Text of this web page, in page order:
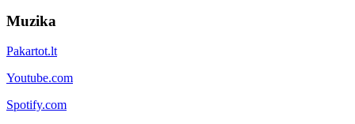
Muzika
Pakartot.lt
Youtube.com
Spotify.com